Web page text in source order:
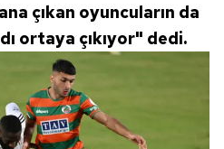
çıkan oyuncuların da
ortaya çıkıyor" dedi.